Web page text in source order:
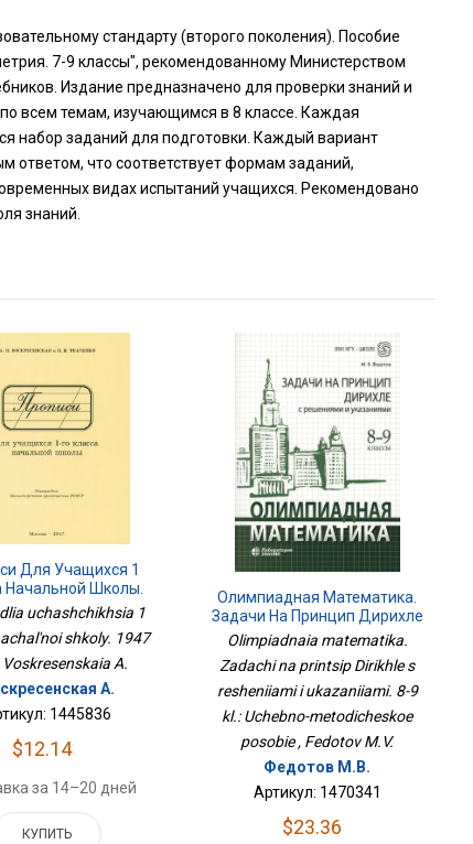
стандарту (второго поколения). Пособие
7-9 классы", рекомендованному Министерством
Издание предназначено для проверки знаний и
всем темам, изучающимся в 8 классе. Каждая
набор заданий для подготовки. Каждый вариант
ответом, что соответствует формам заданий,
видах испытаний учащихся. Рекомендовано
знаний.
Для Учащихся 1
Начальной Школы.
1947 Год
uchashchikhsia 1
shkoly. 1947
Voskresenskaia A.
А.
1445836
$12.14
за 14–20 дней
КУПИТЬ
Олимпиадная Математика.
Задачи На Принцип Дирихле
С Решениями И Указаниями.
8-9 Кл.: Учебно-
Методическое Пособие
Olimpiadnaia matematika.
Zadachi na printsip Dirikhle s
resheniiami i ukazaniiami. 8-9
kl.: Uchebno-metodicheskoe
posobie , Fedotov M.V.
Федотов М.В.
Артикул: 1470341
$23.36